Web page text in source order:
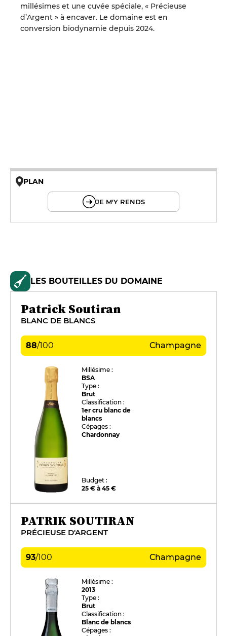
millésimes et une cuvée spéciale, « Précieuse
d’Argent » à encaver. Le domaine est en
conversion biodynamie depuis 2024.
PLAN
JE M'Y RENDS
LES BOUTEILLES DU DOMAINE
Patrick Soutiran
BLANC DE BLANCS
88/100 Champagne
Millésime :
BSA
Type :
Brut
Classification :
1er cru blanc de
blancs
Cépages :
Chardonnay
Budget :
25 € à 45 €
PATRIK SOUTIRAN
PRÉCIEUSE D'ARGENT
93/100 Champagne
Millésime :
2013
Type :
Brut
Classification :
Blanc de blancs
Cépages :